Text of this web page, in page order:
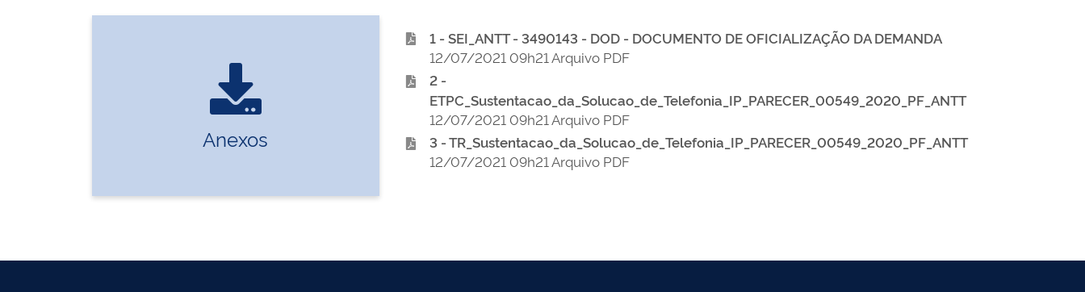
Anexos
1 - SEI_ANTT - 3490143 - DOD - DOCUMENTO DE OFICIALIZAÇÃO DA DEMANDA
12/07/2021 09h21 Arquivo PDF
2 -
ETPC_Sustentacao_da_Solucao_de_Telefonia_IP_PARECER_00549_2020_PF_ANTT
12/07/2021 09h21 Arquivo PDF
3 - TR_Sustentacao_da_Solucao_de_Telefonia_IP_PARECER_00549_2020_PF_ANTT
12/07/2021 09h21 Arquivo PDF